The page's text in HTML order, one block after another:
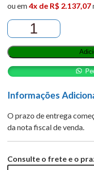
ou em4x de R$ 2.137,07
XELJANZ
5MG
60
COMPRIMIDOS
quantidade
Informações
O prazo de entrega
da nota fiscal de venda.
Consulte o frete e o